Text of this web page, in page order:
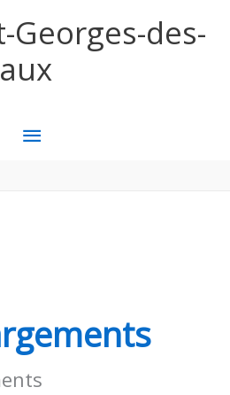
Georges-des-
MENU